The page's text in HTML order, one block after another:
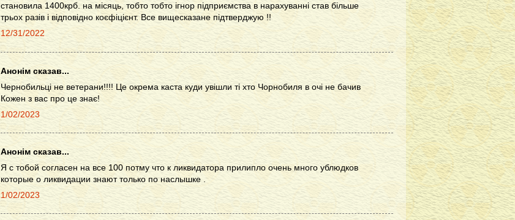
становила 1400крб. на місяць, тобто тобто ігнор підприємства в нарахуванні став більше
трьох разів і відповідно коєфіцієнт. Все вищесказане підтверджую !!
12/31/2022
Анонім сказав...
Чернобильці не ветерани!!!! Це окрема каста куди увішли ті хто Чорнобиля в очі не бачив
Кожен з вас про це знає!
1/02/2023
Анонім сказав...
Я с тобой согласен на все 100 потму что к ликвидатора прилипло очень много ублюдков
которые о ликвидации знают только по наслышке .
1/02/2023